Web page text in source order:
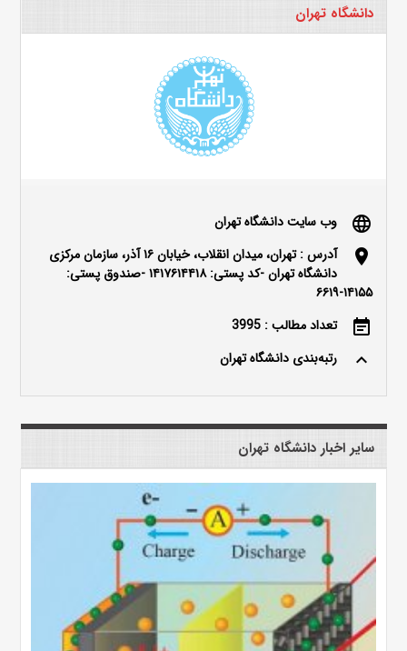
دانشگاه تهران
language وب سایت دانشگاه تهران
location_on
آدرس : تهران، میدان انقلاب، خیابان ۱۶ آذر، سازمان مرکزی
دانشگاه تهران -کد پستی: ۱۴۱۷۶۱۴۴۱۸ -صندوق پستی:
۱۴۱۵۵-۶۶۱۹
event_note تعداد مطالب : 3995
keyboard_arrow_up رتبه‌بندی دانشگاه تهران
سایر اخبار دانشگاه تهران